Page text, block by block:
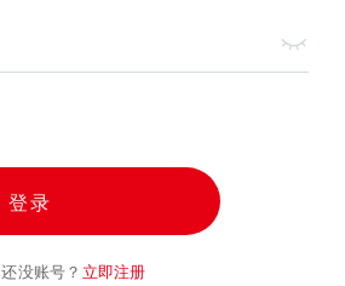
登录
还没账号？ 立即注册